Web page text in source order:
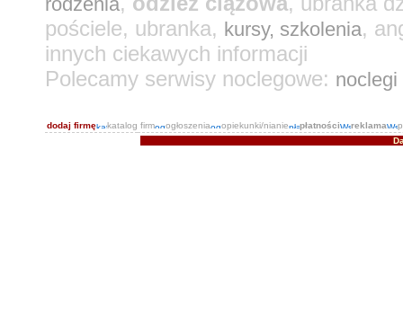
pościele, ubranka, kursy, szkolenia,
innych ciekawych informacji
Polecamy serwisy noclegowe: noclegi
dodaj firmę katalog firm ogłoszenia opiekunki/nianie płatności reklama